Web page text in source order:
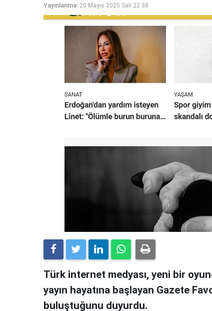
Yayınlanma: 20 Mayıs 2025 Salı 22:38
Türk internet medyası, yeni bir
yayın hayatına başlayan Gazete
buluştuğunu duyurdu.